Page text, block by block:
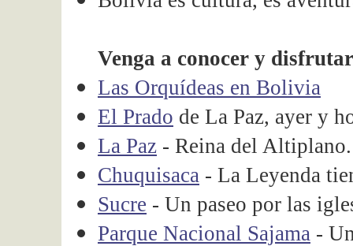
Venga a conocer y
Las Orquídeas en Bolivia
El Prado de La Paz, ayer y
La Paz - Reina del Altiplano.
Chuquisaca - La Leyenda
Sucre - Un paseo por las
Parque Nacional Sajama -